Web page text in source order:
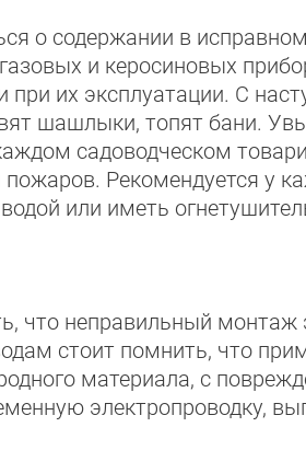
о содержании в
и керосиновых
при их эксплуатации. С
шашлыки, топят бани.
садоводческом
Рекомендуется у
или иметь
что неправильный монтаж
стоит помнить, что
материала, с
электропроводку,